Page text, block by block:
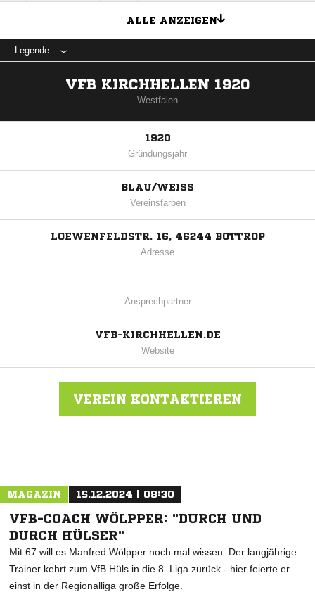
ALLE ANZEIGEN
Legende
VFB KIRCHHELLEN 1920
Westfalen
1920
Gründungsjahr
BLAU/WEISS
Vereinsfarben
LOEWENFELDSTR. 16, 46244 BOTTROP
Adresse
Ansprechpartner
VFB-KIRCHHELLEN.DE
Website
VEREIN KONTAKTIEREN
MAGAZIN 15.12.2024 | 08:30
VFB-COACH WÖLPPER: "DURCH UND
DURCH HÜLSER"
Mit 67 will es Manfred Wölpper noch mal wissen. Der langjährige
Trainer kehrt zum VfB Hüls in die 8. Liga zurück - hier feierte er
einst in der Regionalliga große Erfolge.